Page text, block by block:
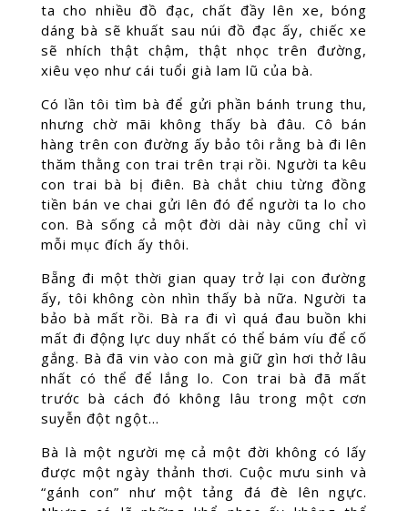
ta cho nhiều đồ đạc, chất đầy lên xe, bóng
dáng bà sẽ khuất sau núi đồ đạc ấy, chiếc xe
sẽ nhích thật chậm, thật nhọc trên đường,
xiêu vẹo như cái tuổi già lam lũ của bà.
Có lần tôi tìm bà để gửi phần bánh trung thu,
nhưng chờ mãi không thấy bà đâu. Cô bán
hàng trên con đường ấy bảo tôi rằng bà đi lên
thăm thằng con trai trên trại rồi. Người ta kêu
con trai bà bị điên. Bà chắt chiu từng đồng
tiền bán ve chai gửi lên đó để người ta lo cho
con. Bà sống cả một đời dài này cũng chỉ vì
mỗi mục đích ấy thôi.
Bẵng đi một thời gian quay trở lại con đường
ấy, tôi không còn nhìn thấy bà nữa. Người ta
bảo bà mất rồi. Bà ra đi vì quá đau buồn khi
mất đi động lực duy nhất có thể bám víu để cố
gắng. Bà đã vin vào con mà giữ gìn hơi thở lâu
nhất có thể để lắng lo. Con trai bà đã mất
trước bà cách đó không lâu trong một cơn
suyễn đột ngột…
Bà là một người mẹ cả một đời không có lấy
được một ngày thảnh thơi. Cuộc mưu sinh và
“gánh con” như một tảng đá đè lên ngực.